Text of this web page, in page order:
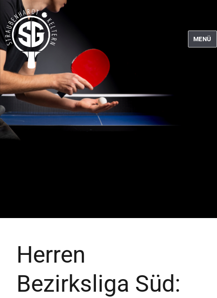
Tischtennis SG Straubenhardt-Keltern
MENÜ
Herren
Bezirksliga Süd: